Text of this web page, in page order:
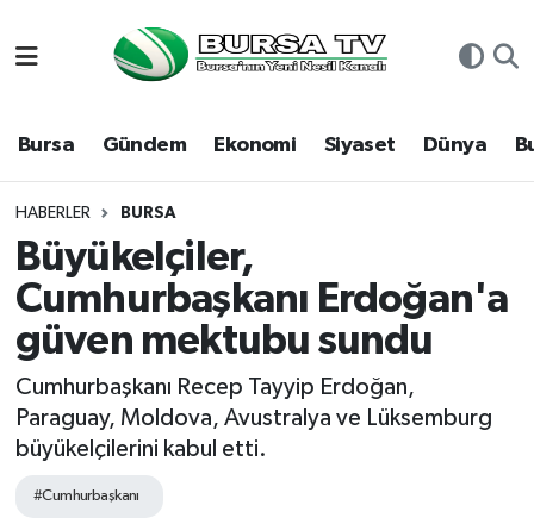
Bursa Gündem Ekonomi Siyaset Dünya
HABERLER BURSA
Büyükelçiler,
Cumhurbaşkanı Erdoğan'a
güven mektubu sundu
Cumhurbaşkanı Recep Tayyip Erdoğan,
Paraguay, Moldova, Avustralya ve Lüksemburg
büyükelçilerini kabul etti.
#Cumhurbaşkanı
Bursa
Dünya
Eğitim
Ekonomi
Genel
Gündem
Hava Durumu
Namaz Vakitleri
Trafik Durumu
Süper Lig Puan Durumu ve Fikstür
Tüm Manşetler
Son Dakika Haberleri